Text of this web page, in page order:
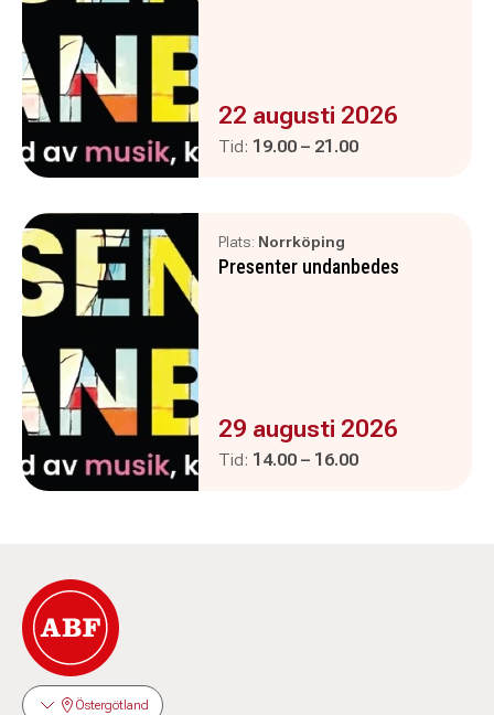
Evenemanget är :
22 augusti 2026
Tid: Pågår mellan
19.00 – och
21.00
Plats: Norrköping
Presenter undanbedes
Evenemanget är :
29 augusti 2026
Tid: Pågår mellan
14.00 – och
16.00
Östergötland